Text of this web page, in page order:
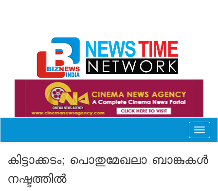
കിട്ടാക്കടം; പൊതുമേഖലാ ബാങ്കുകള്‍
നഷ്ടത്തില്‍